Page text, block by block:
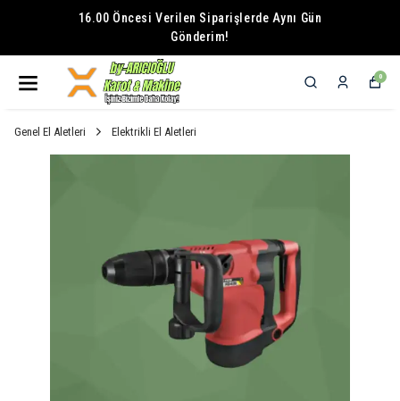
16.00 Öncesi Verilen Siparişlerde Aynı Gün
Gönderim!
0
Genel El Aletleri Elektrikli El Aletleri